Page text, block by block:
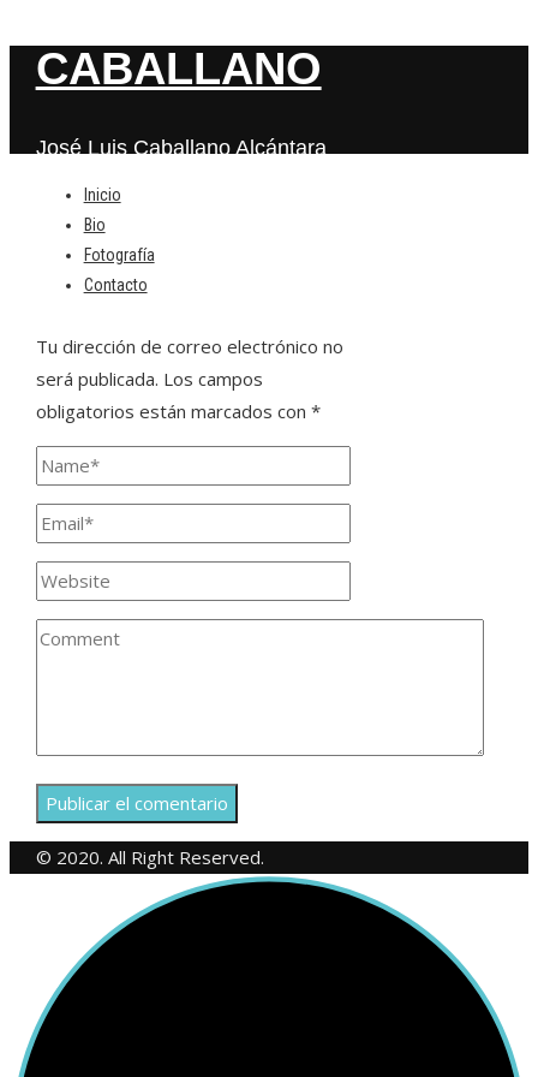
CABALLANO
José Luis Caballano Alcántara
Inicio
Bio
Fotografía
Contacto
Deja una respuesta
Tu dirección de correo electrónico no
será publicada. Los campos
obligatorios están marcados con *
© 2020. All Right Reserved.